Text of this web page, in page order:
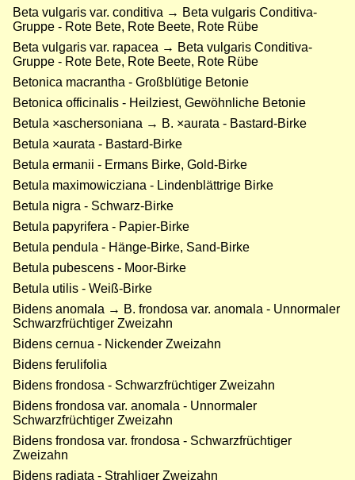
Beta vulgaris var. conditiva → Beta vulgaris Conditiva-
Gruppe - Rote Bete, Rote Beete, Rote Rübe
Beta vulgaris var. rapacea → Beta vulgaris Conditiva-
Gruppe - Rote Bete, Rote Beete, Rote Rübe
Betonica macrantha - Großblütige Betonie
Betonica officinalis - Heilziest, Gewöhnliche Betonie
Betula ×aschersoniana → B. ×aurata - Bastard-Birke
Betula ×aurata - Bastard-Birke
Betula ermanii - Ermans Birke, Gold-Birke
Betula maximowicziana - Lindenblättrige Birke
Betula nigra - Schwarz-Birke
Betula papyrifera - Papier-Birke
Betula pendula - Hänge-Birke, Sand-Birke
Betula pubescens - Moor-Birke
Betula utilis - Weiß-Birke
Bidens anomala → B. frondosa var. anomala - Unnormaler
Schwarzfrüchtiger Zweizahn
Bidens cernua - Nickender Zweizahn
Bidens ferulifolia
Bidens frondosa - Schwarzfrüchtiger Zweizahn
Bidens frondosa var. anomala - Unnormaler
Schwarzfrüchtiger Zweizahn
Bidens frondosa var. frondosa - Schwarzfrüchtiger
Zweizahn
Bidens radiata - Strahliger Zweizahn